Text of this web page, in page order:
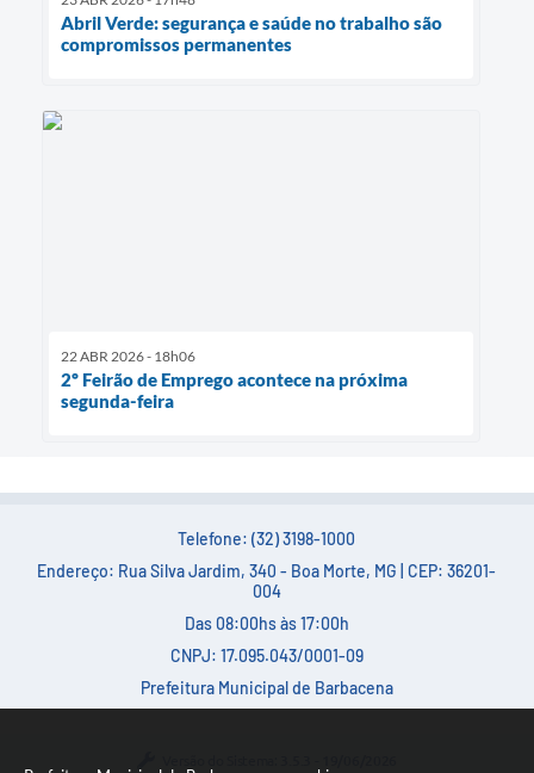
Abril Verde: segurança e saúde no trabalho são
compromissos permanentes
22 ABR 2026 - 18h06
2º Feirão de Emprego acontece na próxima
segunda-feira
Telefone: (32) 3198-1000
Endereço: Rua Silva Jardim, 340 - Boa Morte, MG | CEP: 36201-
004
Das 08:00hs às 17:00h
CNPJ: 17.095.043/0001-09
Prefeitura Municipal de Barbacena